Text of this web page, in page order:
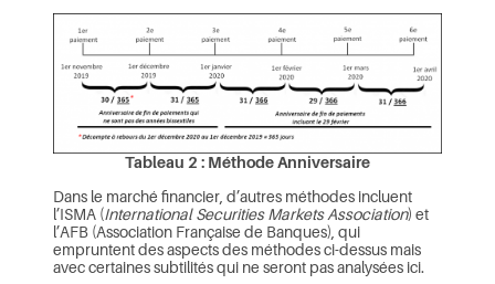
Tableau 2 : Méthode Anniversaire
Dans le marché financier, d’autres méthodes incluent
l’ISMA (International Securities Markets Association) et
l’AFB (Association Française de Banques), qui
empruntent des aspects des méthodes ci-dessus mais
avec certaines subtilités qui ne seront pas analysées ici.